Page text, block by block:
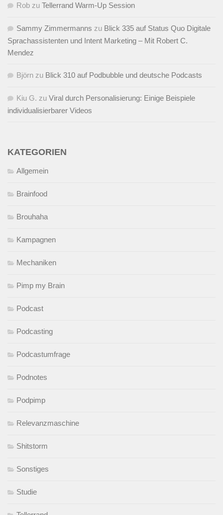
Rob zu Tellerrand Warm-Up Session
Sammy Zimmermanns zu Blick 335 auf Status Quo Digitale
Sprachassistenten und Intent Marketing – Mit Robert C.
Mendez
Björn zu Blick 310 auf Podbubble und deutsche Podcasts
Kiu G. zu Viral durch Personalisierung: Einige Beispiele
individualisierbarer Videos
KATEGORIEN
Allgemein
Brainfood
Brouhaha
Kampagnen
Mechaniken
Pimp my Brain
Podcast
Podcasting
Podcastumfrage
Podnotes
Podpimp
Relevanzmaschine
Shitstorm
Sonstiges
Studie